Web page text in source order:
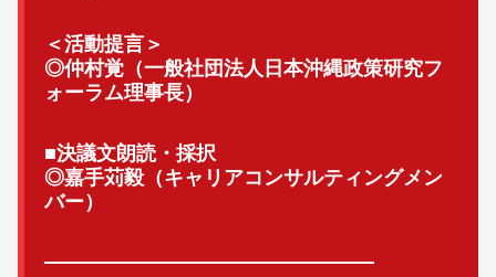
＜活動提言＞
◎仲村覚（一般社団法人日本沖縄政策研究フ
ォーラム理事長）
■決議文朗読・採択
◎嘉手苅毅（キャリアコンサルティングメン
バー）
————————————————–